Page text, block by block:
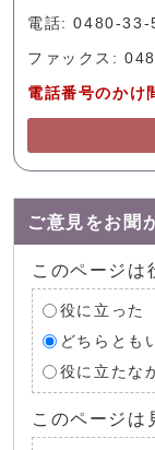
電話: 0480-33-
ファックス:
電話番号のかけ
ご意見をお聞
このページは
役に立った
どちらとも
役に立たな
このページは